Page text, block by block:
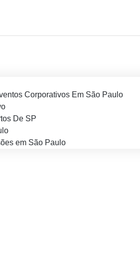
Corporativos Em São Paulo
De SP
em São Paulo